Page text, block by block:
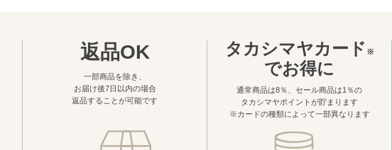
返品OK
一部商品を除き、
お届け後7日以内の場合
返品することが可能です
タカシマヤカード ※
でお得に
通常商品は8％、セール商品は1％の
タカシマヤポイントが貯まります
※カードの種類によって一部異なります